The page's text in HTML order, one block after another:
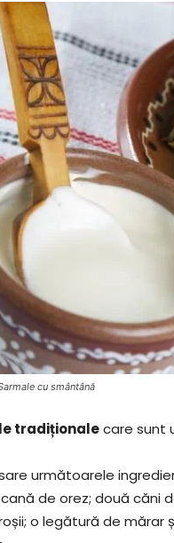
cu smântână
tradiționalecare sunt
următoarele
de orez; două căni
o legătură de mărar